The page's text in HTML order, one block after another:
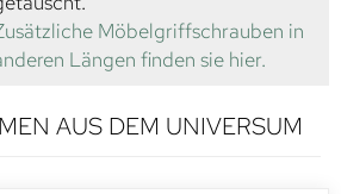
Möbelgriffschrauben in
Längen finden sie hier.
AUS DEM UNIVERSUM